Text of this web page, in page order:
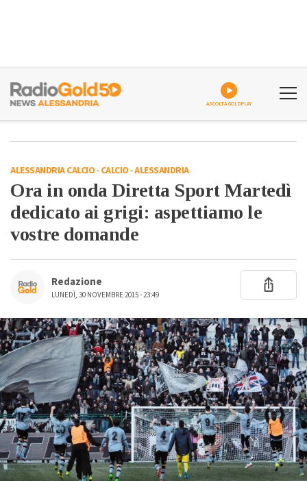
ASCOLTA GOLDPLAY
ALESSANDRIA CALCIO-CALCIO-ALESSANDRIA
Ora in onda Diretta Sport Martedì
dedicato ai grigi: aspettiamo le
vostre domande
Redazione
LUNEDÌ, 30 NOVEMBRE 2015 - 23:49